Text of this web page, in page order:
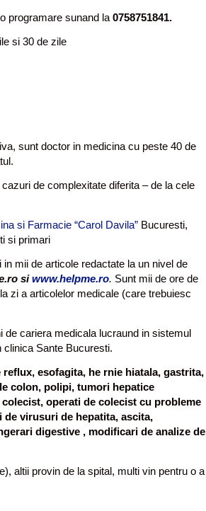
programare sunand la 0758751841.
si 30 de zile
sunt doctor in medicina cu peste 40 de
cazuri de complexitate diferita – de la cele
si Farmacie “Carol Davila” Bucuresti,
si primari
mii de articole redactate la un nivel de
siwww.helpme.ro. Sunt mii de ore de
zi a articolelor medicale (care trebuiesc
cariera medicala lucraund in sistemul
clinica Sante Bucuresti.
reflux, esofagita, he rnie hiatala, gastrita,
colon, polipi, tumori hepatice
operati de colecist cu probleme
virusuri de hepatita, ascita,
digestive , modificari de analize de
altii provin de la spital, multi vin pentru o a